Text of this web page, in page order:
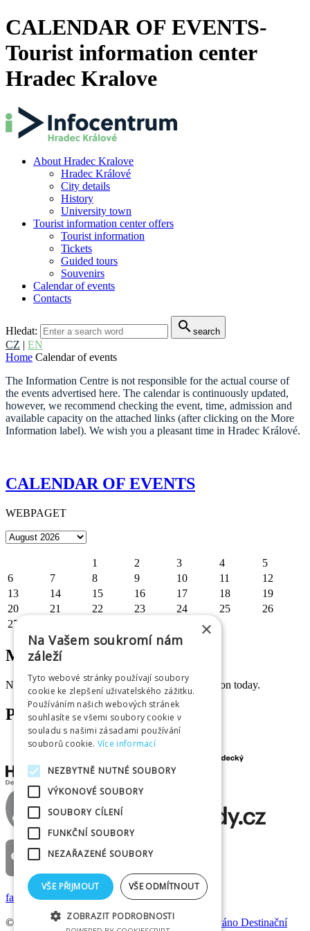
CALENDAR OF EVENTS-
Tourist information center
Hradec Kralove
About Hradec Kralove
Hradec Králové
City details
History
University town
Tourist information center offers
Tourist information
Tickets
Guided tours
Souvenirs
Calendar of events
Contacts
Hledat: search search
CZ | EN
Home Calendar of events
The Information Centre is not responsible for the actual course of
the events advertised here. The calendar is continuously updated,
however, we recommend checking the event, time, admission and
available capacity on the attached links (after clicking on the More
Information label). We wish you a pleasant time in Hradec Králové.
CALENDAR OF EVENTS
WEBPAGET
1 2 3 4
5
6
7 8 9 10 11
12
13
14 15 16 17 18
19
20
21 22 23 24 25
26
27
May 2024
No cultural event is taking place at selected location today.
PARTNERS
facebook|instagram
© 2025 Infocentrum Hradec Králové je provozováno Destinační
×
Na Vašem soukromí nám
záleží
Tyto webové stránky používají soubory
cookie ke zlepšení uživatelského zážitku.
Používáním našich webových stránek
souhlasíte se všemi soubory cookie v
souladu s našimi zásadami používání
souborů cookie. Více informací
NEZBYTNĚ NUTNÉ SOUBORY
VÝKONOVÉ SOUBORY
SOUBORY CÍLENÍ
FUNKČNÍ SOUBORY
NEZAŘAZENÉ SOUBORY
VŠE PŘIJMOUT VŠE ODMÍTNOUT
ZOBRAZIT PODROBNOSTI